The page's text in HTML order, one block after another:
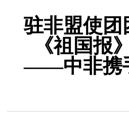
驻非盟使团
《祖国报
——中非携